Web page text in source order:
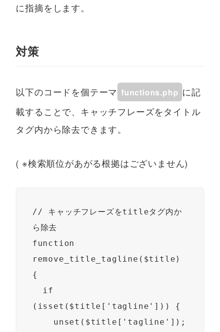
に指摘をします。
対策
以下のコードを個テーマ functions.php に記
載することで、キャッチフレーズをタイトル
タグ内から除去できます。
( ※検索順位があがる根拠はございません)
// キャッチフレーズをtitleタグ内か
ら除去
function
remove_title_tagline($title)
{
(isset($title['tagline'])) {